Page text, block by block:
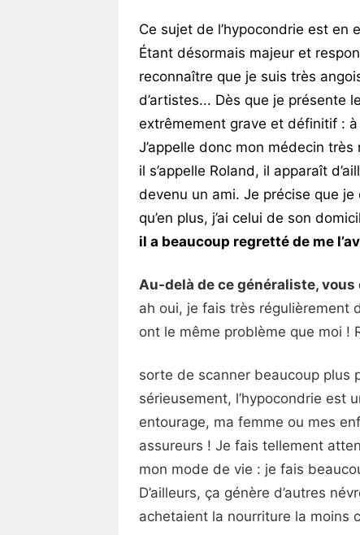
Ce sujet de l’hypocondrie est en
Étant désormais majeur et
reconnaître que je suis très
d’artistes... Dès que je présente
extrêmement grave et définitif :
J’appelle donc mon médecin très
il s’appelle Roland, il apparaît
devenu un ami. Je précise que
qu’en plus, j’ai celui de son
il a beaucoup regretté de me
Au-delà de ce généraliste,
ah oui, je fais très régulièrement
ont le même problème que moi !
sorte de scanner beaucoup plus
sérieusement, l’hypocondrie est
entourage, ma femme ou mes
assureurs ! Je fais tellement
mon mode de vie : je fais
D’ailleurs, ça génère d’autres
achetaient la nourriture la moins